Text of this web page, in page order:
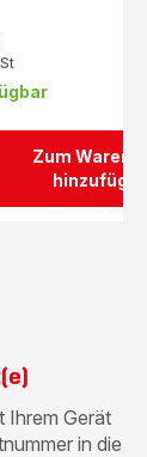
Zum
Ihrem Gerät
in die